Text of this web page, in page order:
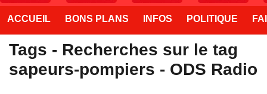
ACCUEIL BONS PLANS INFOS POLITIQUE
Tags - Recherches sur le tag
sapeurs-pompiers - ODS Radio